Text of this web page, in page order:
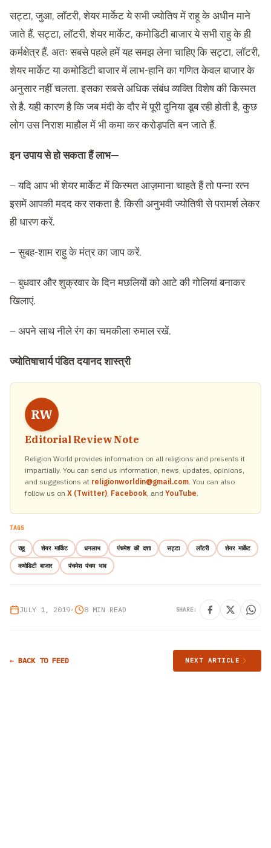
सट्टा, जुआ, लॉटरी, शेयर मार्केट ये सभी ज्योतिष में राहू के अधीन माने
जाते हैं. सट्टा, लॉटरी, शेयर मार्केट, कमोडिटी बाजार ये सभी राहु के ही
कर्मक्षेत्र हैं. अतः सबसे पहले हमें यह समझ लेना चाहिए कि सट्टा, लॉटरी,
शेयर मार्केट या कमोडिटी बाजार में लाभ-हानि का गणित केवल बाजार के
अनुसार नहीं चलता. इसका सबसे अधिक संबंध व्यक्ति विशेष की किस्मत
से है. यही कारण है कि जब मंदी के दौर में पूरी दुनिया डूब रही होती है, कुछ
लोग उस निराश माहौल में भी कमा कर करोड़पति बन जाते हैं.
इन उपाय से हो सकता हैं लाभ—
– यदि आप भी शेयर मार्केट में किस्मत आज़माना चाहते हैं तो पन्ना रत्न
इसमें आपकी मदद कर सकता है. किसी अनुभवी ज्योतिषी से परामर्श लेकर
ही धारण करें.
– सुबह-शाम राहु के मंत्र का जाप करें.
– बुधवार और शुक्रवार के दिन मछलियों को आटे की गोलियां बनाकर
खिलाएं.
– अपने साथ नीले रंग का चमकीला रुमाल रखें.
ज्योतिषाचार्य पंडित दयानद शास्त्री
RW
Editorial Review Note
Religion World provides information on all religions and presents it
impartially. You can send us information, news, updates, opinions,
and suggestions at religionworldin@gmail.com. You can also
follow us on X (Twitter), Facebook, and YouTube.
TAGS
राहू शेयर मार्किट धनलाभ पंचमेश की दशा सट्टा लॉटरी शेयर मार्केट
कमोडिटी बाजार पंचमेश पंचम भाव
JULY 1, 2019• 8 MIN READ SHARE:
← BACK TO FEED NEXT ARTICLE